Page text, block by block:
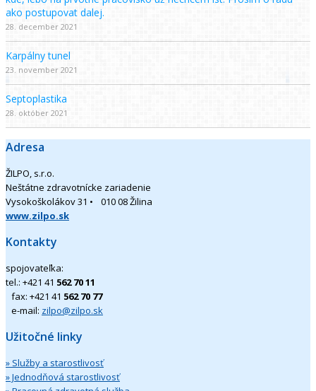
ako postupovat dalej.
28. december 2021
Karpálny tunel
23. november 2021
Septoplastika
28. október 2021
Adresa
ŽILPO, s.r.o.
Neštátne zdravotnícke zariadenie
Vysokoškolákov 31 • 010 08 Žilina
www.zilpo.sk
Kontakty
spojovateľka:
tel.: +421 41 562 70 11
fax: +421 41 562 70 77
e-mail: zilpo@zilpo.sk
Užitočné linky
» Služby a starostlivosť
» Jednodňová starostlivosť